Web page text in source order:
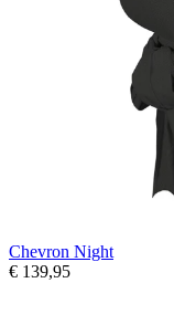
Chevron Night
€ 139,95